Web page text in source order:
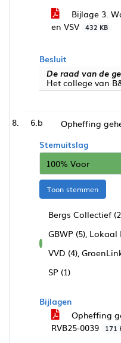
Bijlage 3.
en VSV
432 KB
Besluit
De raad van de
Het college van
6.b
Opheffing
Stemuitslag
100% Voor
Toon stemmen
voor
Bergs Collectief
GBWP (5), Lokaal
VVD (4),
SP (1)
Bijlagen
Opheffing
RVB25-0039
171